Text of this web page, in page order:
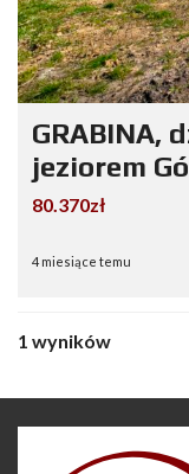
GRABINA,
jeziorem
80.370zł
4 miesiące temu
1 wyników